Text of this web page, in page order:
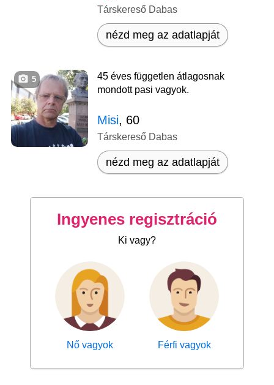
Társkereső Dabas
nézd meg az adatlapját
5
45 éves független átlagosnak
mondott pasi vagyok.
Misi, 60
Társkereső Dabas
nézd meg az adatlapját
Ingyenes regisztráció
Ki vagy?
Nő vagyok Férfi vagyok